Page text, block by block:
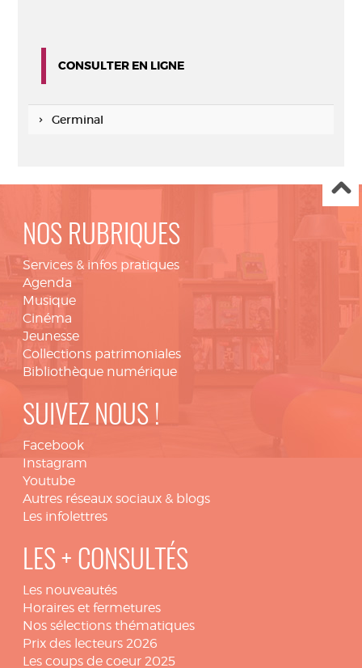
CONSULTER EN LIGNE
Germinal
NOS RUBRIQUES
Services & infos pratiques
Agenda
Musique
Cinéma
Jeunesse
Collections patrimoniales
Bibliothèque numérique
SUIVEZ NOUS !
Facebook
Instagram
Youtube
Autres réseaux sociaux & blogs
Les infolettres
LES + CONSULTÉS
Les nouveautés
Horaires et fermetures
Nos sélections thématiques
Prix des lecteurs 2026
Les coups de coeur 2025